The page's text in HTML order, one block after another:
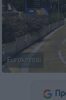
Eurokinissi